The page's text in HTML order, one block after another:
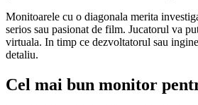
Monitoarele cu o diagonala merita
serios sau pasionat de film. Jucatorul va
virtuala. In timp ce dezvoltatorul sau
detaliu.
Cel mai bun monitor